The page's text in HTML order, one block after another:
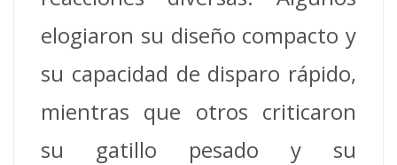
elogiaron su diseño compacto y
su capacidad de disparo rápido,
mientras que otros criticaron
su gatillo pesado y su